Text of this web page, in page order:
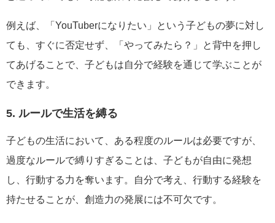
例えば、「YouTuberになりたい」という子どもの夢に対し
ても、すぐに否定せず、「やってみたら？」と背中を押し
てあげることで、子どもは自分で経験を通じて学ぶことが
できます。
5. ルールで生活を縛る
子どもの生活において、ある程度のルールは必要ですが、
過度なルールで縛りすぎることは、子どもが自由に発想
し、行動する力を奪います。自分で考え、行動する経験を
持たせることが、創造力の発展には不可欠です。